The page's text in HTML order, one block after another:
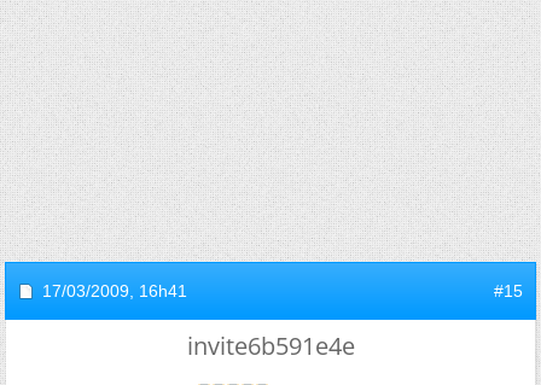
17/03/2009, 16h41 #15
invite6b591e4e